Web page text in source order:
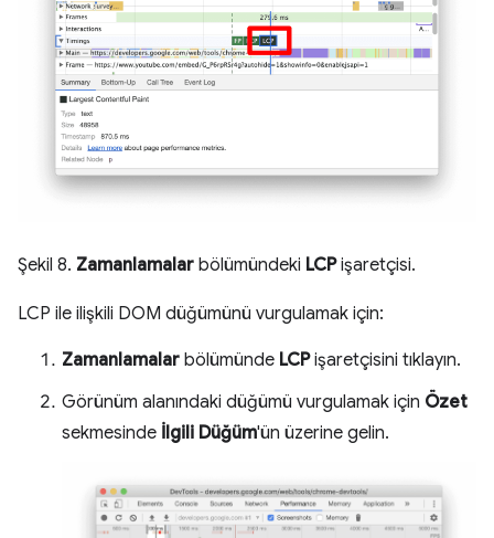
Şekil 8. Zamanlamalar bölümündeki LCPişaretçisi.
LCP ile ilişkili DOM düğümünü vurgulamak için:
Zamanlamalar bölümünde LCPişaretçisini tıklayın.
Görünüm alanındaki düğümü vurgulamak için Özet
sekmesinde İlgili Düğüm'ün üzerine gelin.